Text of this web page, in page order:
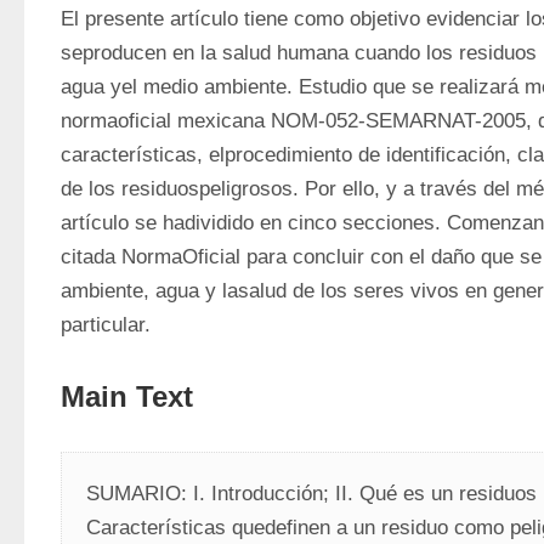
El presente artículo tiene como objetivo evidenciar
seproducen en la salud humana cuando los
agua yel medio ambiente. Estudio que se realizará
normaoficial mexicana NOM-052-SEMARNAT-2005,
características, elprocedimiento de identificación,
de los residuospeligrosos. Por ello, y a través del
artículo se hadividido en cinco secciones.
citada NormaOficial para concluir con el daño que
ambiente, agua y lasalud de los seres vivos en
particular.
Main Text
SUMARIO: I. Introducción; II. Qué es un
Características quedefinen a un residuo como